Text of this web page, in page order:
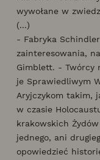
wywołane w
(...)
- Fabryka
zainteresowania,
Gimblett. - Twórcy
je Sprawiedliwym
Aryjczykom takim,
w czasie
krakowskich
jednego, ani
opowiedzieć